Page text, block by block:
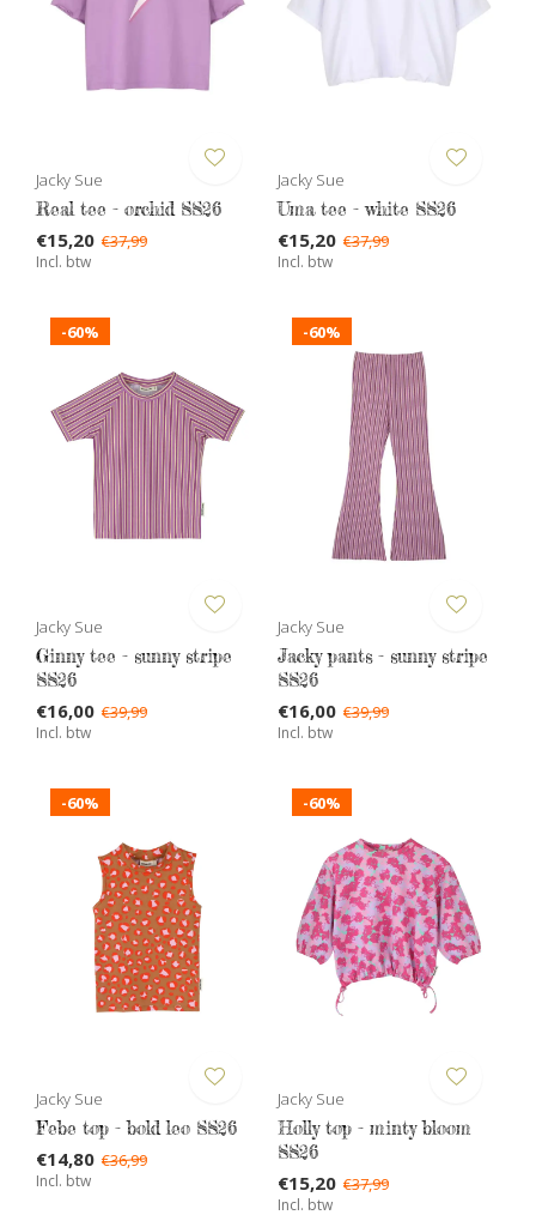
Jacky Sue
Real tee - orchid SS26
€15,20 €37,99
Incl. btw
Jacky Sue
Uma tee - white SS26
€15,20 €37,99
Incl. btw
-60%
Jacky Sue
Ginny tee - sunny stripe
SS26
€16,00 €39,99
Incl. btw
-60%
Jacky Sue
Jacky pants - sunny stripe
SS26
€16,00 €39,99
Incl. btw
-60%
Jacky Sue
Febe top - bold leo SS26
€14,80 €36,99
Incl. btw
-60%
Jacky Sue
Holly top - minty bloom
SS26
€15,20 €37,99
Incl. btw